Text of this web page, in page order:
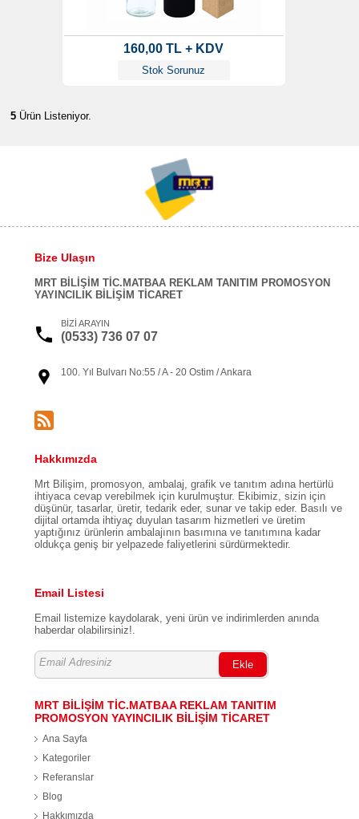
160,00 TL + KDV
Stok Sorunuz
5Ürün Listeniyor.
Bize Ulaşın
MRT BİLİŞİM TİC.MATBAA REKLAM TANITIM PROMOSYON
YAYINCILIK BİLİŞİM TİCARET
BİZİ ARAYIN
(0533) 736 07 07
100. Yıl Bulvarı No:55 / A - 20 Ostim / Ankara
Hakkımızda
Mrt Bilişim, promosyon, ambalaj, grafik ve tanıtım adına hertürlü
ihtiyaca cevap verebilmek için kurulmuştur. Ekibimiz, sizin için
düşünür, tasarlar, üretir, tedarik eder, sunar ve takip eder. Basılı ve
dijital ortamda ihtiyaç duyulan tasarım hizmetleri ve üretim
yaptığınız ürünlerin ambalajının basımına ve tanıtımına kadar
oldukça geniş bir yelpazede faliyetlerini sürdürmektedir.
Email Listesi
Email listemize kaydolarak, yeni ürün ve indirimlerden anında
haberdar olabilirsiniz!.
Ekle
MRT BİLİŞİM TİC.MATBAA REKLAM TANITIM
PROMOSYON YAYINCILIK BİLİŞİM TİCARET
Ana Sayfa
Kategoriler
Referanslar
Blog
Hakkımızda